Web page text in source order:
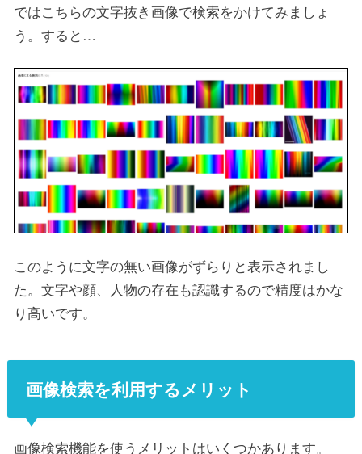
ではこちらの文字抜き画像で検索をかけてみましょ
う。すると…
このように文字の無い画像がずらりと表示されまし
た。文字や顔、人物の存在も認識するので精度はかな
り高いです。
画像検索を利用するメリット
画像検索機能を使うメリットはいくつかあります。